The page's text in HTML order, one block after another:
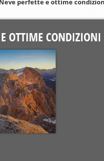
Neve perfette e ottime
OTTIME